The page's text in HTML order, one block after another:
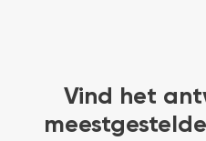
Vind het